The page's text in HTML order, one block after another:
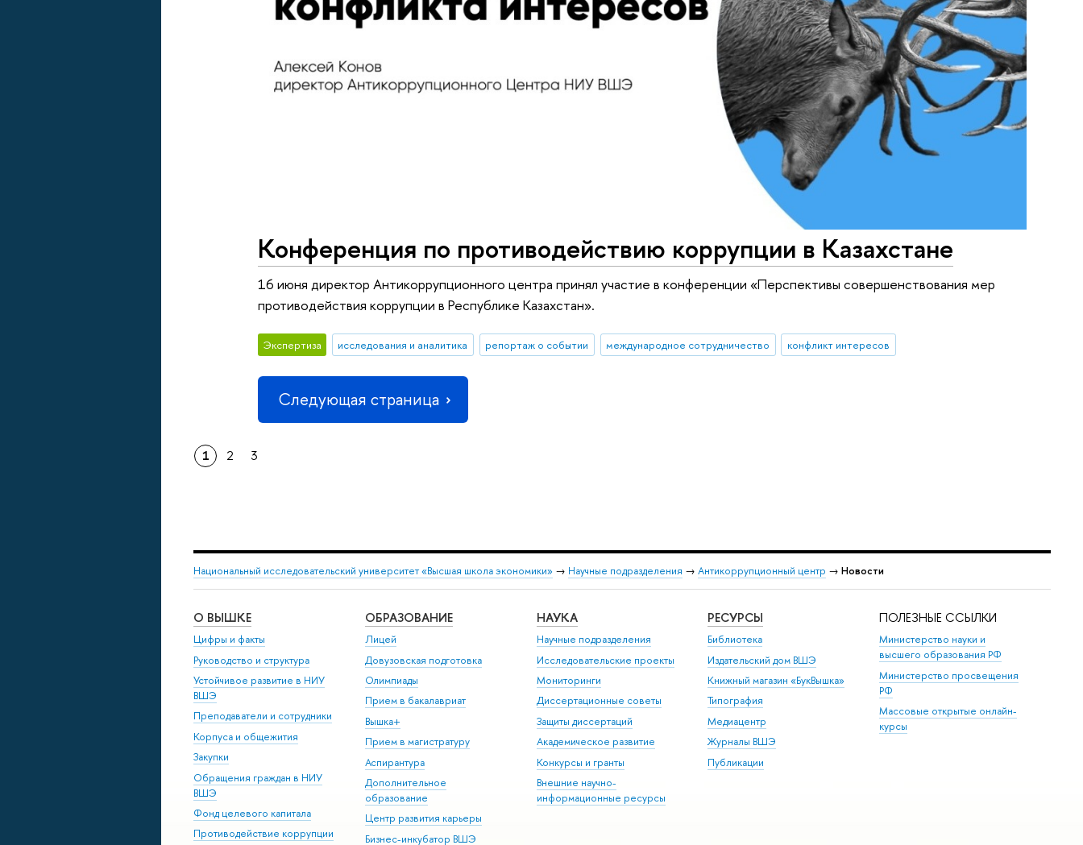
Конференция по противодействию коррупции в Казахстане
16 июня директор Антикоррупционного центра принял участие в конференции «Перспективы совершенствования мер
противодействия коррупции в Республике Казахстан».
Экспертиза исследования и аналитика репортаж о событии международное сотрудничество конфликт интересов
Следующая страница
1 2 3
Национальный исследовательский университет «Высшая школа экономики» → Научные подразделения → Антикоррупционный центр → Новости
О ВЫШКЕ
Цифры и факты
Руководство и структура
Устойчивое развитие в НИУ
ВШЭ
Преподаватели и сотрудники
Корпуса и общежития
Закупки
Обращения граждан в НИУ
ВШЭ
Фонд целевого капитала
Противодействие коррупции
ОБРАЗОВАНИЕ
Лицей
Довузовская подготовка
Олимпиады
Прием в бакалавриат
Вышка+
Прием в магистратуру
Аспирантура
Дополнительное
образование
Центр развития карьеры
Бизнес-инкубатор ВШЭ
НАУКА
Научные подразделения
Исследовательские проекты
Мониторинги
Диссертационные советы
Защиты диссертаций
Академическое развитие
Конкурсы и гранты
Внешние научно-
информационные ресурсы
РЕСУРСЫ
Библиотека
Издательский дом ВШЭ
Книжный магазин «БукВышка»
Типография
Медиацентр
Журналы ВШЭ
Публикации
ПОЛЕЗНЫЕ ССЫЛКИ
Министерство науки и
высшего образования РФ
Министерство просвещения
РФ
Массовые открытые онлайн-
курсы